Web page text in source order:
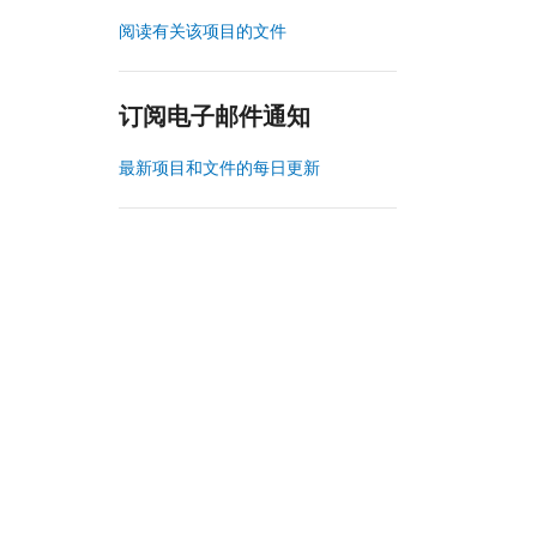
阅读有关该项目的文件
订阅电子邮件通知
最新项目和文件的每日更新